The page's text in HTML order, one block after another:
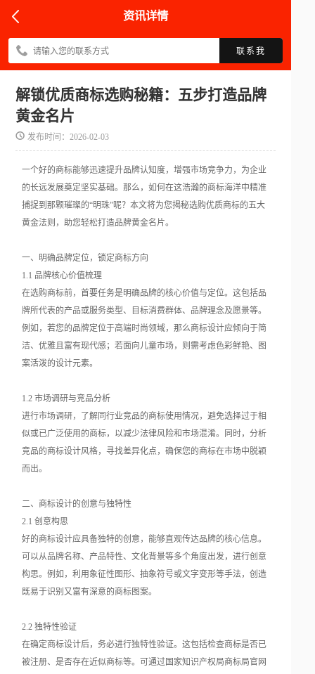
资讯详情
联系我
解锁优质商标选购秘籍：五步打造品牌
黄金名片
发布时间：2026-02-03
一个好的商标能够迅速提升品牌认知度，增强市场竞争力，为企业
的长远发展奠定坚实基础。那么，如何在这浩瀚的商标海洋中精准
捕捉到那颗璀璨的“明珠”呢？本文将为您揭秘选购优质商标的五大
黄金法则，助您轻松打造品牌黄金名片。
一、明确品牌定位，锁定商标方向
1.1 品牌核心价值梳理
在选购商标前，首要任务是明确品牌的核心价值与定位。这包括品
牌所代表的产品或服务类型、目标消费群体、品牌理念及愿景等。
例如，若您的品牌定位于高端时尚领域，那么商标设计应倾向于简
洁、优雅且富有现代感；若面向儿童市场，则需考虑色彩鲜艳、图
案活泼的设计元素。
1.2 市场调研与竞品分析
进行市场调研，了解同行业竞品的商标使用情况，避免选择过于相
似或已广泛使用的商标，以减少法律风险和市场混淆。同时，分析
竞品的商标设计风格，寻找差异化点，确保您的商标在市场中脱颖
而出。
二、商标设计的创意与独特性
2.1 创意构思
好的商标设计应具备独特的创意，能够直观传达品牌的核心信息。
可以从品牌名称、产品特性、文化背景等多个角度出发，进行创意
构思。例如，利用象征性图形、抽象符号或文字变形等手法，创造
既易于识别又富有深意的商标图案。
2.2 独特性验证
在确定商标设计后，务必进行独特性验证。这包括检查商标是否已
被注册、是否存在近似商标等。可通过国家知识产权局商标局官网